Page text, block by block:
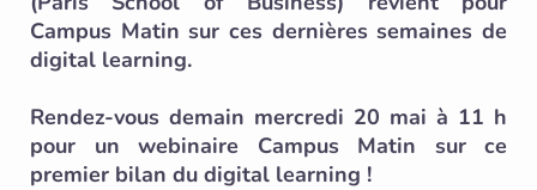
Campus Matin sur ces dernières semaines de
digital learning.
Rendez-vous demain mercredi 20 mai à 11 h
pour un webinaire Campus Matin sur ce
premier bilan du digital learning !